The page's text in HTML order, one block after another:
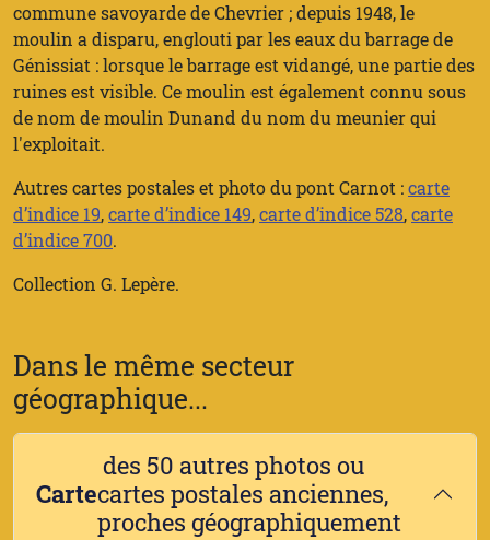
commune savoyarde de Chevrier ; depuis 1948, le
moulin a disparu, englouti par les eaux du barrage de
Génissiat : lorsque le barrage est vidangé, une partie des
ruines est visible. Ce moulin est également connu sous
de nom de moulin Dunand du nom du meunier qui
l'exploitait.
Autres cartes postales et photo du pont Carnot :carte
d’indice 19,carte d’indice 149,carte d’indice 528,carte
d’indice 700.
Collection G. Lepère.
Dans le même secteur
géographique...
Carte
des 50 autres photos ou
cartes postales anciennes,
proches géographiquement